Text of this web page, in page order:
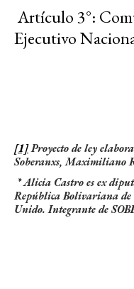
Artículo 3°:
Ejecutivo
[1]Proyecto de ley
Soberanxs, Maximiliano
* Alicia Castro es ex
República Bolivariana de
Unido.Integrante de